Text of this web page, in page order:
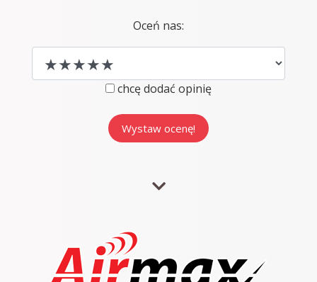
Oceń nas:
chcę dodać opinię